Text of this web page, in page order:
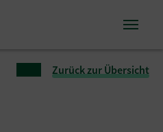
Zurück zur Übersicht